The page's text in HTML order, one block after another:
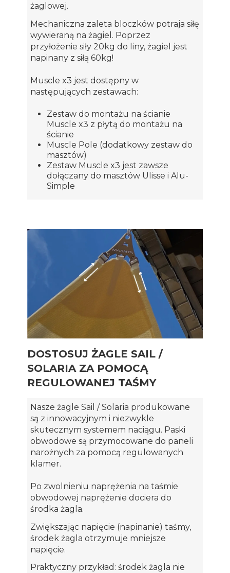
żaglowej.
Mechaniczna zaleta bloczków potraja siłę
wywieraną na żagiel. Poprzez
przyłożenie siły 20kg do liny, żagiel jest
napinany z siłą 60kg!
Muscle x3 jest dostępny w
następujących zestawach:
Zestaw do montażu na ścianie
Muscle x3 z płytą do montażu na
ścianie
Muscle Pole (dodatkowy zestaw do
masztów)
Zestaw Muscle x3 jest zawsze
dołączany do masztów Ulisse i Alu-
Simple
DOSTOSUJ ŻAGLE SAIL /
SOLARIA ZA POMOCĄ
REGULOWANEJ TAŚMY
Nasze żagle Sail / Solaria produkowane
są z innowacyjnym i niezwykle
skutecznym systemem naciągu. Paski
obwodowe są przymocowane do paneli
narożnych za pomocą regulowanych
klamer.
Po zwolnieniu naprężenia na taśmie
obwodowej naprężenie dociera do
środka żagla.
Zwiększając napięcie (napinanie) taśmy,
środek żagla otrzymuje mniejsze
napięcie.
Praktyczny przykład: środek żagla nie